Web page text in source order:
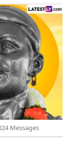
Messages